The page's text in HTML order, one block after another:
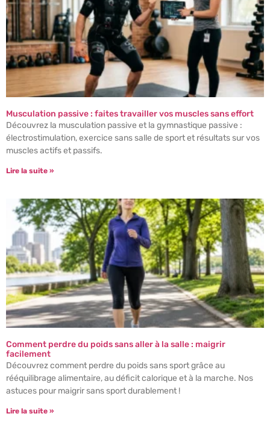
Musculation passive : faites travailler vos muscles sans effort
Découvrez la musculation passive et la gymnastique passive :
électrostimulation, exercice sans salle de sport et résultats sur vos
muscles actifs et passifs.
Lire la suite »
Comment perdre du poids sans aller à la salle : maigrir
facilement
Découvrez comment perdre du poids sans sport grâce au
rééquilibrage alimentaire, au déficit calorique et à la marche. Nos
astuces pour maigrir sans sport durablement !
Lire la suite »